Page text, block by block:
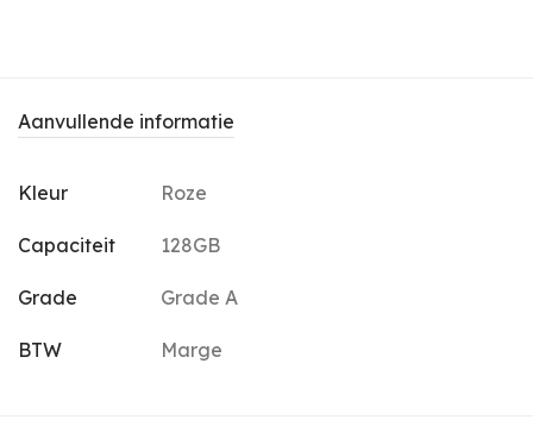
Aanvullende informatie
Kleur Roze
Capaciteit 128GB
Grade Grade A
BTW Marge